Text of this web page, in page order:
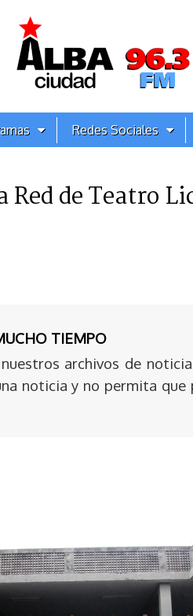
Redes Sociales
de Teatro
TIEMPO
archivos de
noticia y no permita que